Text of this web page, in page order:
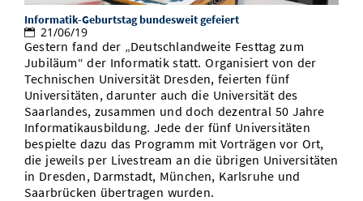
Informatik-Geburtstag bundesweit gefeiert
21/06/19
Gestern fand der „Deutschlandweite Festtag zum
Jubiläum“ der Informatik statt. Organisiert von der
Technischen Universität Dresden, feierten fünf
Universitäten, darunter auch die Universität des
Saarlandes, zusammen und doch dezentral 50 Jahre
Informatikausbildung. Jede der fünf Universitäten
bespielte dazu das Programm mit Vorträgen vor Ort,
die jeweils per Livestream an die übrigen Universitäten
in Dresden, Darmstadt, München, Karlsruhe und
Saarbrücken übertragen wurden.